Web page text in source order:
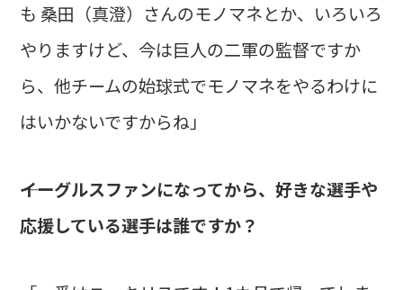
も 桑田（真澄）さんのモノマネとか、いろいろ
やりますけど、今は巨人の二軍の監督ですか
ら、他チームの始球式でモノマネをやるわけに
はいかないですからね」
――イーグルスファンになってから、好きな選手や
応援している選手は誰ですか？